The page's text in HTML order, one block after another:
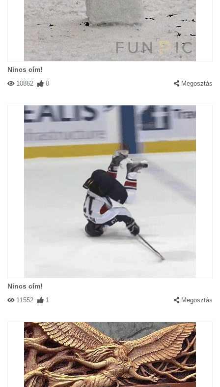
Nincs cím!
10862 0 Megosztás
Nincs cím!
11552 1 Megosztás